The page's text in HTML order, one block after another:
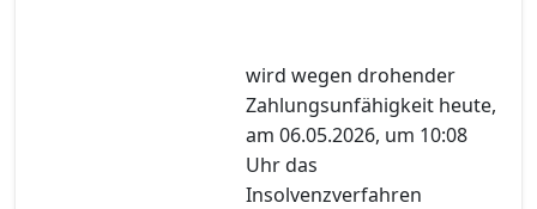
wird wegen drohender
Zahlungsunfähigkeit heute,
am 06.05.2026, um 10:08
Uhr das
Insolvenzverfahren